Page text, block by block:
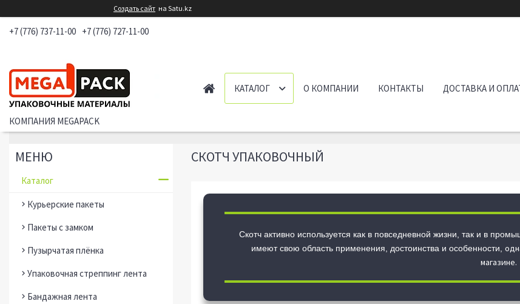
Создать сайт на Satu.kz
+7 (776) 737-11-00 +7 (776) 727-11-00
КОМПАНИЯ MEGAPACK
КАТАЛОГ О КОМПАНИИ КОНТАКТЫ ДОСТАВКА И
СКОТЧ УПАКОВОЧНЫЙ
Скотч активно используется как в повседневной жизни, так и в
имеют свою область применения, достоинства и особенности,
магазине.
Каталог
Курьерские пакеты
Пакеты с замком
Пузырчатая плёнка
Упаковочная стреппинг лента
Бандажная лента